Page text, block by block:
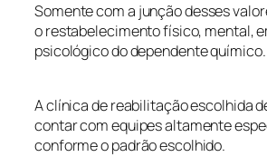
Somente com a junção desses
o restabelecimento físico, mental,
psicológico do dependente químico.
A clínica de reabilitação escolhida
contar com equipes altamente
conforme o padrão escolhido.